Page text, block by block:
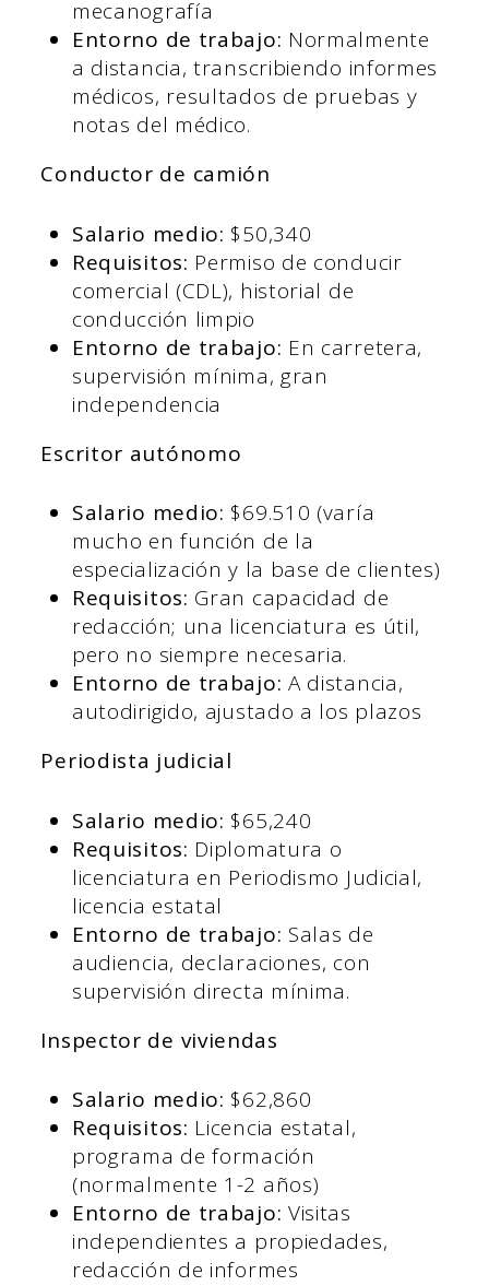
mecanografía
Entorno de trabajo: Normalmente
a distancia, transcribiendo informes
médicos, resultados de pruebas y
notas del médico.
Conductor de camión
Salario medio: $50,340
Requisitos: Permiso de conducir
comercial (CDL), historial de
conducción limpio
Entorno de trabajo: En carretera,
supervisión mínima, gran
independencia
Escritor autónomo
Salario medio: $69.510 (varía
mucho en función de la
especialización y la base de clientes)
Requisitos: Gran capacidad de
redacción; una licenciatura es útil,
pero no siempre necesaria.
Entorno de trabajo: A distancia,
autodirigido, ajustado a los plazos
Periodista judicial
Salario medio: $65,240
Requisitos: Diplomatura o
licenciatura en Periodismo Judicial,
licencia estatal
Entorno de trabajo: Salas de
audiencia, declaraciones, con
supervisión directa mínima.
Inspector de viviendas
Salario medio: $62,860
Requisitos: Licencia estatal,
programa de formación
(normalmente 1-2 años)
Entorno de trabajo: Visitas
independientes a propiedades,
redacción de informes